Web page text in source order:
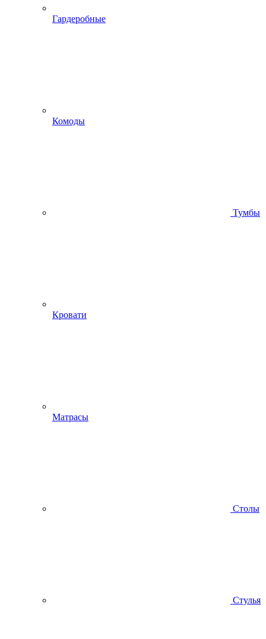
Гардеробные
Комоды
Тумбы
Кровати
Матрасы
Столы
Стулья